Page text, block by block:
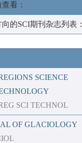
看：
的SCI期刊杂志列表：
SCIENCE
SCI TECHNOL
OF GLACIOLOGY